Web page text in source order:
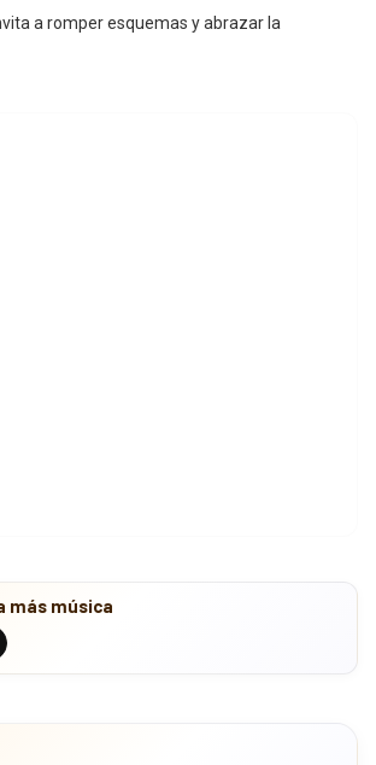
a romper esquemas y abrazar la
más música